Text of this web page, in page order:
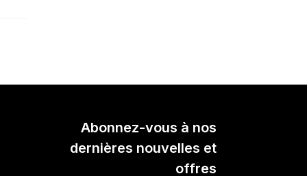
Abonnez-vous à nos
dernières nouvelles et
offres